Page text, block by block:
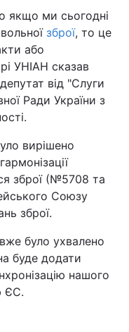
якщо ми сьогодні
зброї, то це
або
УНІАН сказав
від "Слуги
Ради України з
вирішено
зброї (№5708 та
Союзу
зброї.
було ухвалено
буде додати
нашого
ЄС.